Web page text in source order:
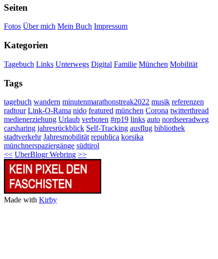
Seiten
Fotos Über mich Mein Buch Impressum
Kategorien
Tagebuch Links Unterwegs Digital Familie München Mobilität
Tags
tagebuch wandern minutenmarathonstreak2022 musik referenzen
radtour Link-O-Rama nido featured münchen Corona twitterthread
medienerziehung Urlaub verboten #rp19 links auto nordseeradweg
carsharing jahresrückblick Self-Tracking ausflug bibliothek
stadtverkehr Jahresmobilität republica korsika
münchnerspaziergänge südtirol
<< UberBlogr Webring >>
Made with Kirby